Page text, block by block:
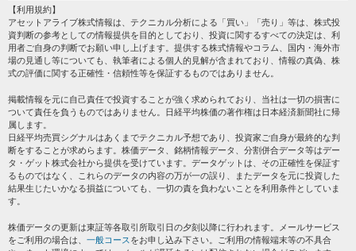
株テーマ情報
海外市況
投資カレンダー
格付け情報
個人情報保護方針
プライバシーポリシー
会社案内
サイトマップ
過去データ
【利用規約】
アセットアライブ株式情報は、テクニカル分析による「買い」「売り」等は、株式投
資判断の参考としての情報提供を目的としており、投資に関するすべての決定は、利
用者ご自身の判断でお願い申し上げます。提供する株式情報やコラム、国内・海外市
場の見通し等についても、執筆者による個人的見解が含まれており、情報の真偽、株
式の評価に関する正確性・信頼性等を保証するものではありません。
掲載情報を元に自己責任で投資することが強く求められており、当社は一切の損害に
ついて責任を負うものではありません。日経平均株価の著作権は日本経済新聞社に帰
属します。
日経平均売買シグナルはあくまでテクニカル予想であり、投資家ご自身が最終的な判
断をすることが求めらます。株価データ、銘柄情報データ、分割併合データ等はデー
タ・ゲット株式会社から提供を受けています。データゲットは、その正確性を保証す
るものではなく、これらのデータの内容の万が一の誤り、またデータを元に投資した
結果生じたいかなる損益についても、一切の責を負わないことを利用条件としていま
す。
株価データの更新は東証等各取引所取引日の夕刻以降に行われます。メールサービス
をご利用の場合は、 一般コース をお申し込み下さい。ご利用の情報端末等の不具合